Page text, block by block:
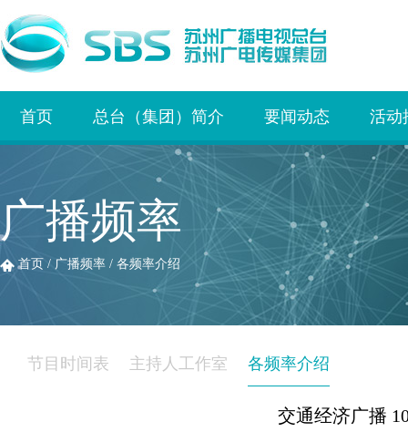
首页 总台（集团）简介 要闻动态 活动
广播频率
首页 / 广播频率 / 各频率介绍
节目时间表 主持人工作室 各频率介绍
交通经济广播